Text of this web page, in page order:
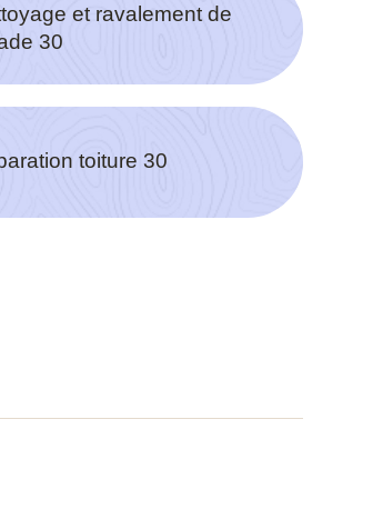
et ravalement de
30
toiture 30